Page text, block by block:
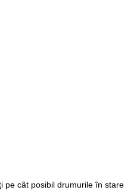
pe cât posibil drumurile în stare